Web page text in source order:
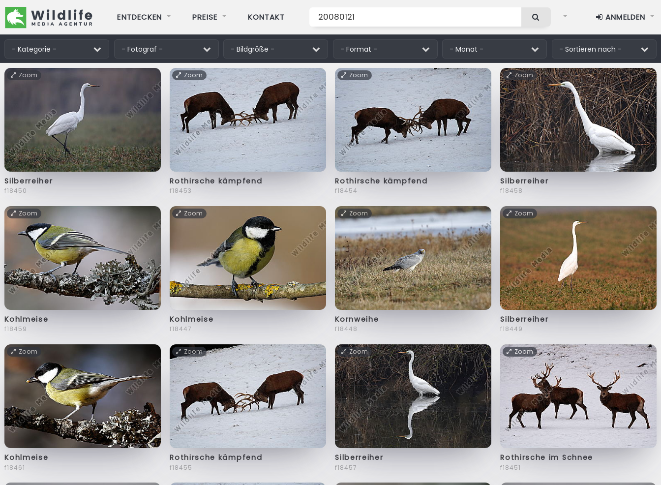
ENTDECKEN PREISE KONTAKT ANMELDEN
Zoom
Silberreiher
f18450
Zoom
Rothirsche kämpfend
f18453
Zoom
Rothirsche kämpfend
f18454
Zoom
Silberreiher
f18458
Zoom
Kohlmeise
f18459
Zoom
Kohlmeise
f18447
Zoom
Kornweihe
f18448
Zoom
Silberreiher
f18449
Zoom
Kohlmeise
f18461
Zoom
Rothirsche kämpfend
f18455
Zoom
Silberreiher
f18457
Zoom
Rothirsche im Schnee
f18451